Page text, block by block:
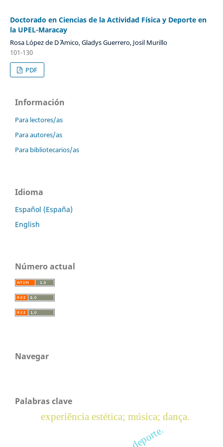
Doctorado en Ciencias de la Actividad Física y Deporte en
la UPEL-Maracay
Rosa López de D´ ´Amico, Gladys Guerrero, Josil Murillo
101-130
PDF
Información
Para lectores/as
Para autores/as
Para bibliotecarios/as
Idioma
Español (España)
English
Número actual
Navegar
Palabras clave
experiência estética; música; dança.